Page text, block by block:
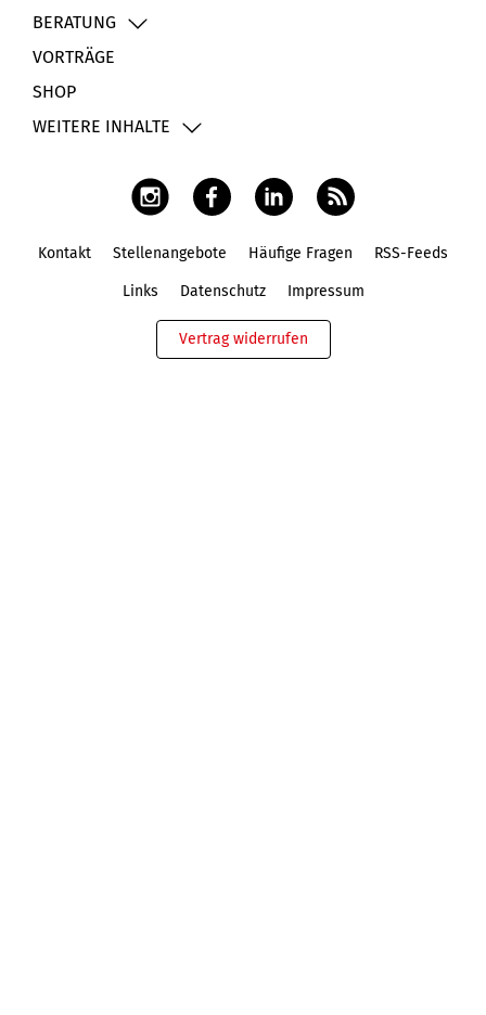
BERATUNG
VORTRÄGE
SHOP
WEITERE INHALTE
Kontakt Stellenangebote Häufige Fragen RSS-Feeds
Links Datenschutz Impressum
Vertrag widerrufen